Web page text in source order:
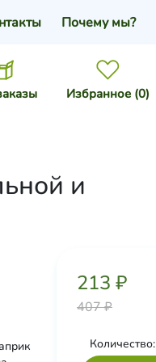
Избранное (0)
Почему мы?
и
213 ₽
407 ₽
Количество: